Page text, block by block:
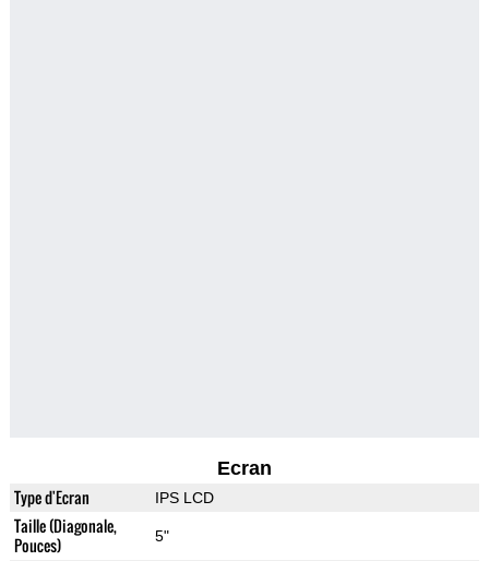
Ecran
Type d'Ecran IPS LCD
Taille (Diagonale,
Pouces)
5"